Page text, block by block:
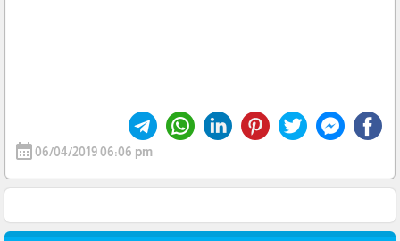
calendar_month06/04/2019 06:06 pm